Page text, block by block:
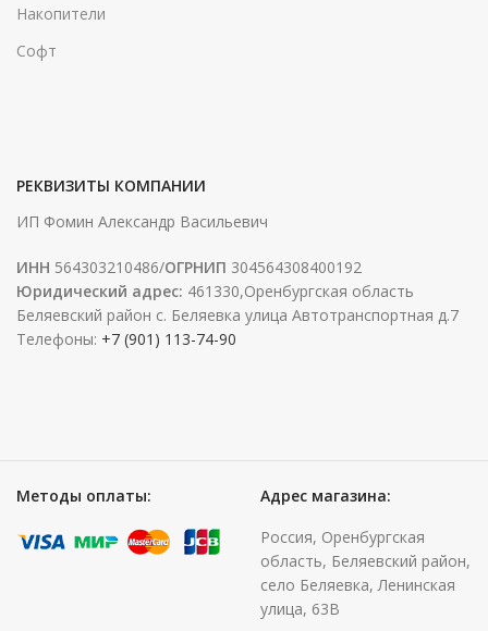
Накопители
Софт
РЕКВИЗИТЫ КОМПАНИИ
ИП Фомин Александр Васильевич
ИНН 564303210486/ОГРНИП 304564308400192
Юридический адрес: 461330,Оренбургская область
Беляевский район с. Беляевка улица Автотранспортная д.7
Телефоны: +7 (901) 113-74-90
Методы оплаты:
Адрес магазина:
Россия, Оренбургская
область, Беляевский район,
село Беляевка, Ленинская
улица, 63В